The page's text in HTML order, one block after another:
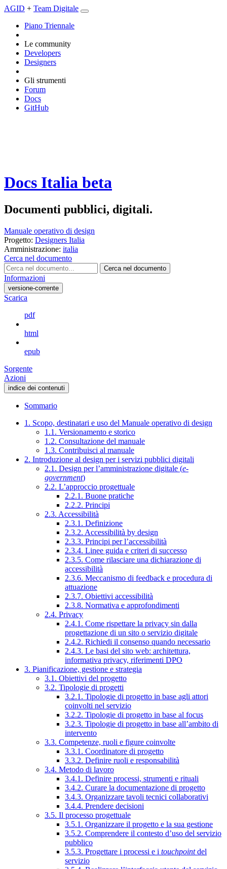
AGID + Team Digitale
Piano Triennale
Le community
Developers
Designers
Gli strumenti
Forum
Docs
GitHub
Docs Italia beta
Documenti pubblici, digitali.
Manuale operativo di design
Progetto: Designers Italia
Amministrazione: italia
Cerca nel documento
Cerca nel documento
Informazioni
versione-corrente
Scarica
pdf
html
epub
Sorgente
Azioni
indice dei contenuti
Sommario
1. Scopo, destinatari e uso del Manuale operativo di design
1.1. Versionamento e storico
1.2. Consultazione del manuale
1.3. Contribuisci al manuale
2. Introduzione al design per i servizi pubblici digitali
2.1. Design per l’amministrazione digitale (e-
government)
2.2. L’approccio progettuale
2.2.1. Buone pratiche
2.2.2. Principi
2.3. Accessibilità
2.3.1. Definizione
2.3.2. Accessibilità by design
2.3.3. Principi per l’accessibilità
2.3.4. Linee guida e criteri di successo
2.3.5. Come rilasciare una dichiarazione di
accessibilità
2.3.6. Meccanismo di feedback e procedura di
attuazione
2.3.7. Obiettivi accessibilità
2.3.8. Normativa e approfondimenti
2.4. Privacy
2.4.1. Come rispettare la privacy sin dalla
progettazione di un sito o servizio digitale
2.4.2. Richiedi il consenso quando necessario
2.4.3. Le basi del sito web: architettura,
informativa privacy, riferimenti DPO
3. Pianificazione, gestione e strategia
3.1. Obiettivi del progetto
3.2. Tipologie di progetti
3.2.1. Tipologie di progetto in base agli attori
coinvolti nel servizio
3.2.2. Tipologie di progetto in base al focus
3.2.3. Tipologie di progetto in base all’ambito di
intervento
3.3. Competenze, ruoli e figure coinvolte
3.3.1. Coordinatore di progetto
3.3.2. Definire ruoli e responsabilità
3.4. Metodo di lavoro
3.4.1. Definire processi, strumenti e rituali
3.4.2. Curare la documentazione di progetto
3.4.3. Organizzare tavoli tecnici collaborativi
3.4.4. Prendere decisioni
3.5. Il processo progettuale
3.5.1. Organizzare il progetto e la sua gestione
3.5.2. Comprendere il contesto d’uso del servizio
pubblico
3.5.3. Progettare i processi e i touchpointdel
servizio